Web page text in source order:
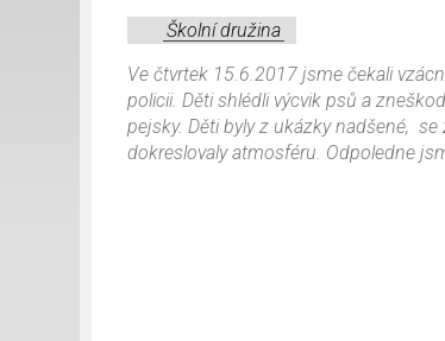
Školní družina
Ve čtvrtek 15.6.2017 jsme čekali
policii. Děti shlédli výcvik psů a
pejsky. Děti byly z ukázky nadšené,
dokreslovaly atmosféru. Odpoledne